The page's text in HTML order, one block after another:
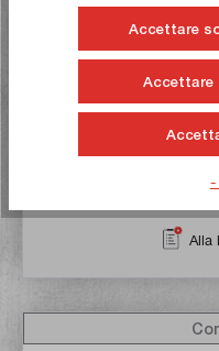
Articolo n:
Alla
Accettare
Accettare
-